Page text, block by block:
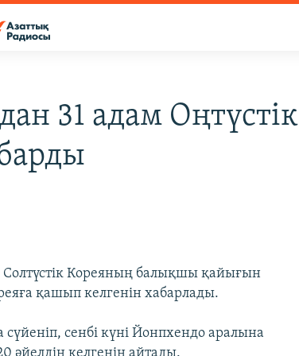
31 адам Оңтүстік
Солтүстік Кореяның балықшы қайығын
қашып келгенін хабарлады.
сүйеніп, сенбі күні Йонпхендо аралына